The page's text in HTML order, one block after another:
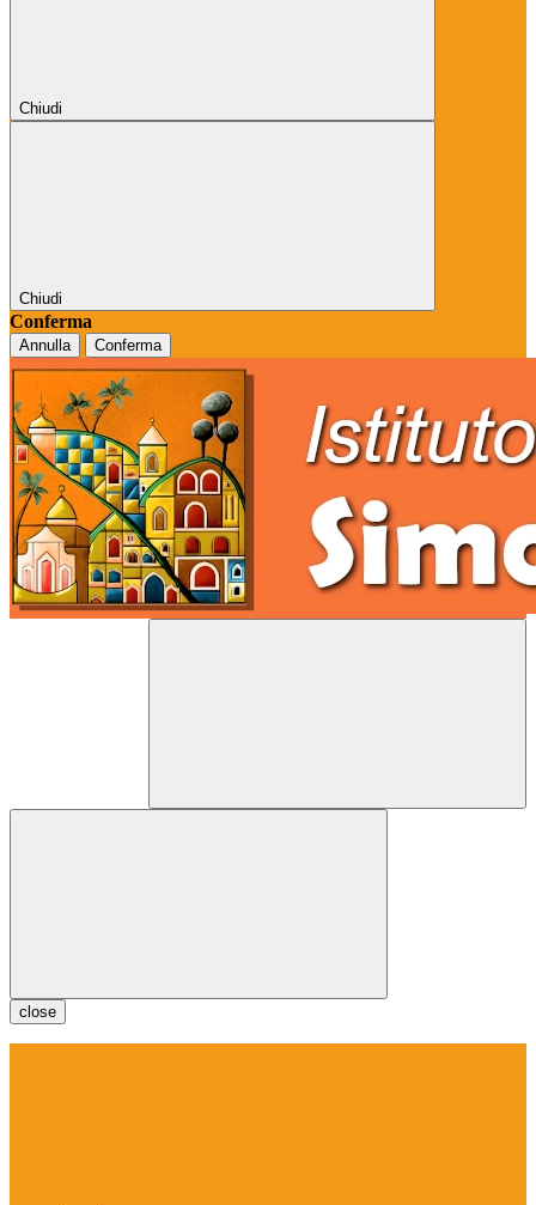
Chiudi
Chiudi
Conferma
Annulla Conferma
close